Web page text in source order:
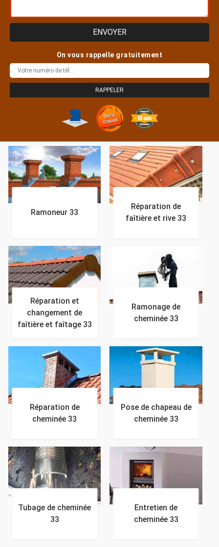
On vous rappelle gratuitement
Ramoneur 33
Réparation de
faîtière et rive 33
Réparation et
changement de
faîtière et faîtage 33
Ramonage de
cheminée 33
Réparation de
cheminée 33
Pose de chapeau de
cheminée 33
Tubage de cheminée
33
Entretien de
cheminée 33